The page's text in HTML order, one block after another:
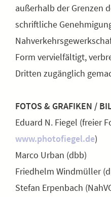
außerhalb der Grenzen
schriftliche
Form vervielfältigt,
Dritten zugänglich
FOTOS & GRAFIKEN /
Eduard N. Fiegel (freier
www.photofiegel.de)
Marco Urban (dbb)
Friedhelm Windmüller
Stefan Erpenbach